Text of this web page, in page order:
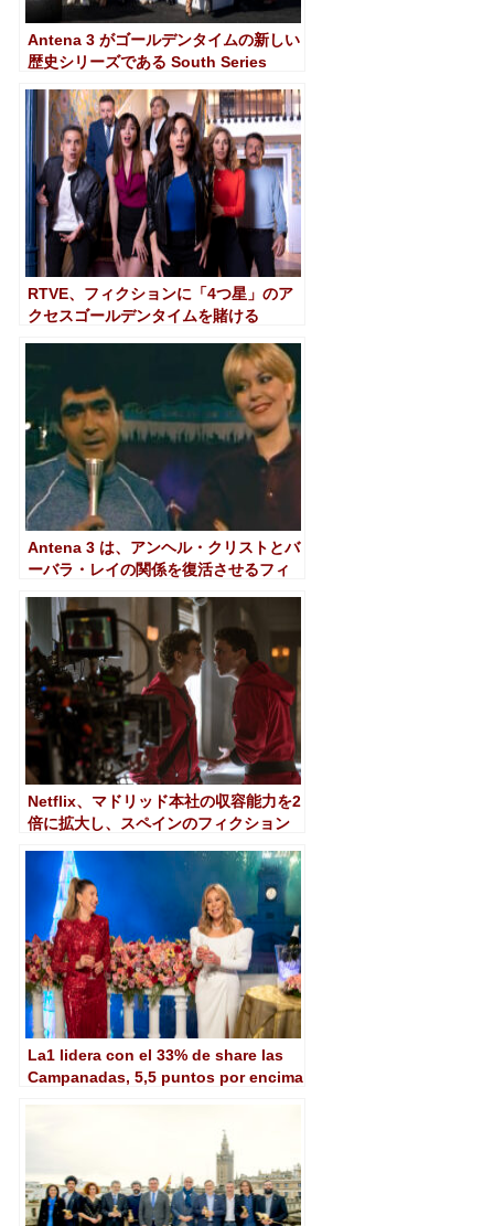
Antena 3 がゴールデンタイムの新しい
歴史シリーズである South Series
RTVE、フィクションに「4つ星」のア
クセスゴールデンタイムを賭ける
Antena 3 は、アンヘル・クリストとバ
ーバラ・レイの関係を復活させるフィ
でいます
Netflix、マドリッド本社の収容能力を2
倍に拡大し、スペインのフィクション
La1 lidera con el 33% de share las
Campanadas, 5,5 puntos por encima